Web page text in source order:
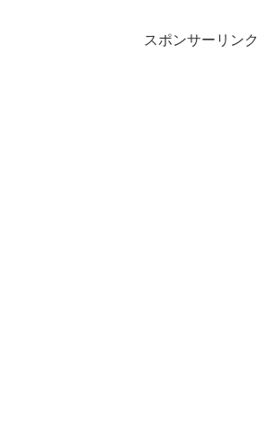
スポンサーリンク